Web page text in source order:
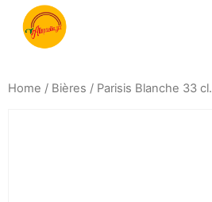
Home / Bières / Parisis Blanche 33 cl.